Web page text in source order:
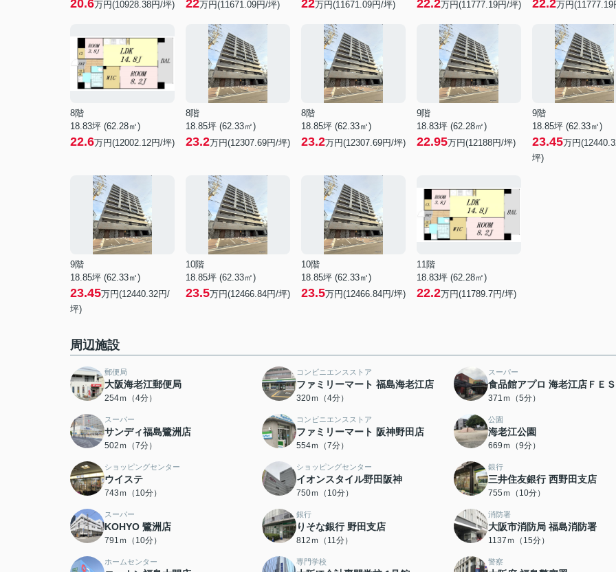
20.6万円(10928.38円/坪) 22万円(11671.09円/坪) 22万円(11671.09円/坪) 22.2万円(11777.19円/坪) 22.2万円(11777.19
8階
18.83坪 (62.28㎡)
22.6万円(12002.12円/坪)
8階
18.85坪 (62.33㎡)
23.2万円(12307.69円/坪)
8階
18.85坪 (62.33㎡)
23.2万円(12307.69円/坪)
9階
18.83坪 (62.28㎡)
22.95万円(12188円/坪)
9階
18.85坪 (62.33㎡)
23.45万円
坪)
9階
18.85坪 (62.33㎡)
23.45万円(12440.32円/
坪)
10階
18.85坪 (62.33㎡)
23.5万円(12466.84円/坪)
10階
18.85坪 (62.33㎡)
23.5万円(12466.84円/坪)
11階
18.83坪 (62.28㎡)
22.2万円(11789.7円/坪)
周辺施設
郵便局
大阪海老江郵便局
254ｍ（4分）
コンビニエンスストア
ファミリーマート 福島海老江店
320ｍ（4分）
スーパー
食品館アプロ 海老江店ＦＥ
371ｍ（5分）
スーパー
サンディ福島鷺洲店
502ｍ（7分）
コンビニエンスストア
ファミリーマート 阪神野田店
554ｍ（7分）
公園
海老江公園
669ｍ（9分）
ショッピングセンター
ウイステ
743ｍ（10分）
ショッピングセンター
イオンスタイル野田阪神
750ｍ（10分）
銀行
三井住友銀行 西野田支店
755ｍ（10分）
スーパー
KOHYO 鷺洲店
791ｍ（10分）
銀行
りそな銀行 野田支店
812ｍ（11分）
消防署
大阪市消防局 福島消防署
1137ｍ（15分）
ホームセンター 専門学校 警察